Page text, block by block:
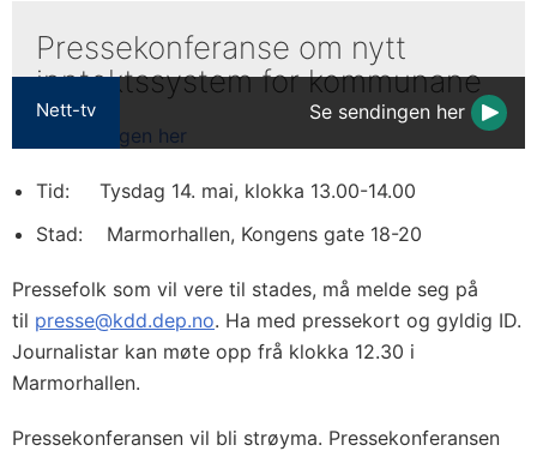
Nett-tv
Pressekonferanse om nytt
inntektssystem for kommunane
Se sendingen her
Tid: Tysdag 14. mai, klokka 13.00-14.00
Stad: Marmorhallen, Kongens gate 18-20
Pressefolk som vil vere til stades, må melde seg på
til presse@kdd.dep.no. Ha med pressekort og gyldig ID.
Journalistar kan møte opp frå klokka 12.30 i
Marmorhallen.
Pressekonferansen vil bli strøyma. Pressekonferansen